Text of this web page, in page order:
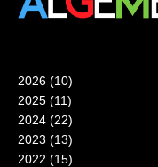
2026 (10)
2025 (11)
2024 (22)
2023 (13)
2022 (15)